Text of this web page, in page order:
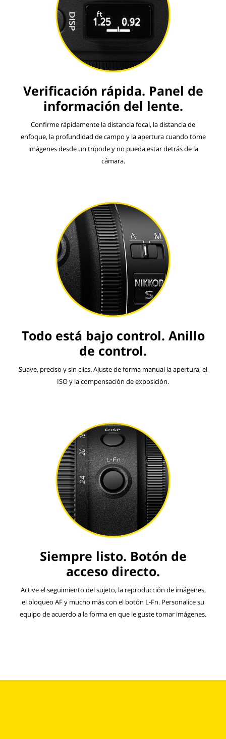
Verificación rápida. Panel de
información del lente.
Confirme rápidamente la distancia focal, la distancia de
enfoque, la profundidad de campo y la apertura cuando tome
imágenes desde un trípode y no pueda estar detrás de la
cámara.
Todo está bajo control. Anillo
de control.
Suave, preciso y sin clics. Ajuste de forma manual la apertura, el
ISO y la compensación de exposición.
Siempre listo. Botón de
acceso directo.
Active el seguimiento del sujeto, la reproducción de imágenes,
el bloqueo AF y mucho más con el botón L-Fn. Personalice su
equipo de acuerdo a la forma en que le guste tomar imágenes.